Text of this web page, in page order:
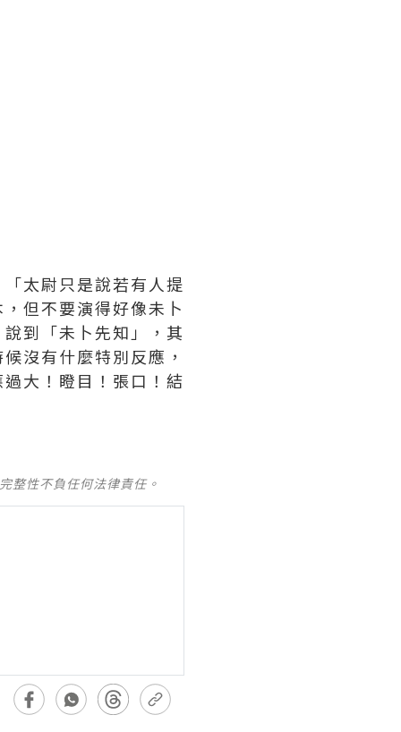
太尉只是說若有人提
但不要演得好像未卜
到「未卜先知」，其
沒有什麼特別反應，
大！瞪目！張口！結
整性不負任何法律責任。